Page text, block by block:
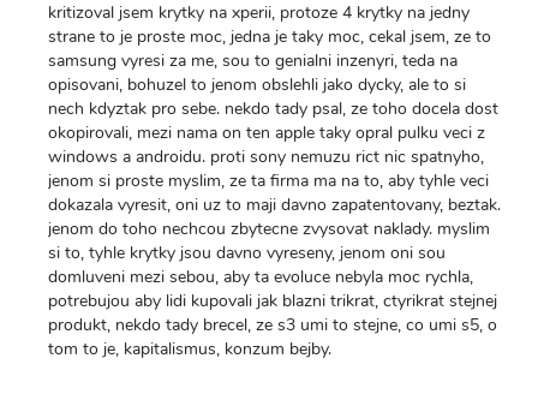
kritizoval jsem krytky na xperii, protoze 4 krytky na jedny
strane to je proste moc, jedna je taky moc, cekal jsem, ze to
samsung vyresi za me, sou to genialni inzenyri, teda na
opisovani, bohuzel to jenom obslehli jako dycky, ale to si
nech kdyztak pro sebe. nekdo tady psal, ze toho docela dost
okopirovali, mezi nama on ten apple taky opral pulku veci z
windows a androidu. proti sony nemuzu rict nic spatnyho,
jenom si proste myslim, ze ta firma ma na to, aby tyhle veci
dokazala vyresit, oni uz to maji davno zapatentovany, beztak.
jenom do toho nechcou zbytecne zvysovat naklady. myslim
si to, tyhle krytky jsou davno vyreseny, jenom oni sou
domluveni mezi sebou, aby ta evoluce nebyla moc rychla,
potrebujou aby lidi kupovali jak blazni trikrat, ctyrikrat stejnej
produkt, nekdo tady brecel, ze s3 umi to stejne, co umi s5, o
tom to je, kapitalismus, konzum bejby.